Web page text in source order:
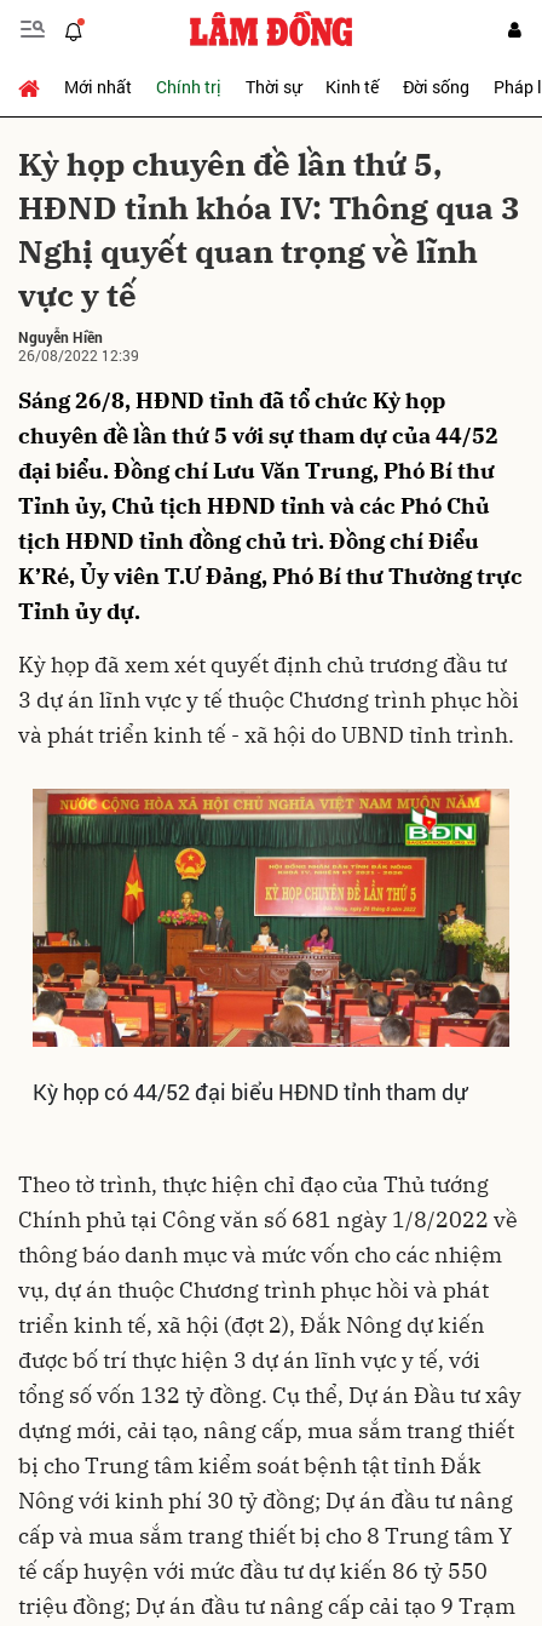
Mới nhất Chính trị Thời sự Kinh tế Đời sống Pháp
Kỳ họp chuyên đề lần thứ 5,
HĐND tỉnh khóa IV: Thông qua 3
Nghị quyết quan trọng về lĩnh
vực y tế
Nguyễn Hiền
26/08/2022 12:39
Sáng 26/8, HĐND tỉnh đã tổ chức Kỳ họp
chuyên đề lần thứ 5 với sự tham dự của 44/52
đại biểu. Đồng chí Lưu Văn Trung, Phó Bí thư
Tỉnh ủy, Chủ tịch HĐND tỉnh và các Phó Chủ
tịch HĐND tỉnh đồng chủ trì. Đồng chí Điểu
K’Ré, Ủy viên T.Ư Đảng, Phó Bí thư Thường trực
Tỉnh ủy dự.
Kỳ họp đã xem xét quyết định chủ trương đầu tư
3 dự án lĩnh vực y tế thuộc Chương trình phục hồi
và phát triển kinh tế - xã hội do UBND tỉnh trình.
Kỳ họp có 44/52 đại biểu HĐND tỉnh tham dự
Theo tờ trình, thực hiện chỉ đạo của Thủ tướng
Chính phủ tại Công văn số 681 ngày 1/8/2022 về
thông báo danh mục và mức vốn cho các nhiệm
vụ, dự án thuộc Chương trình phục hồi và phát
triển kinh tế, xã hội (đợt 2), Đắk Nông dự kiến
được bố trí thực hiện 3 dự án lĩnh vực y tế, với
tổng số vốn 132 tỷ đồng. Cụ thể, Dự án Đầu tư xây
dựng mới, cải tạo, nâng cấp, mua sắm trang thiết
bị cho Trung tâm kiểm soát bệnh tật tỉnh Đắk
Nông với kinh phí 30 tỷ đồng; Dự án đầu tư nâng
cấp và mua sắm trang thiết bị cho 8 Trung tâm Y
tế cấp huyện với mức đầu tư dự kiến 86 tỷ 550
triệu đồng; Dự án đầu tư nâng cấp cải tạo 9 Trạm
Gửi bình luận